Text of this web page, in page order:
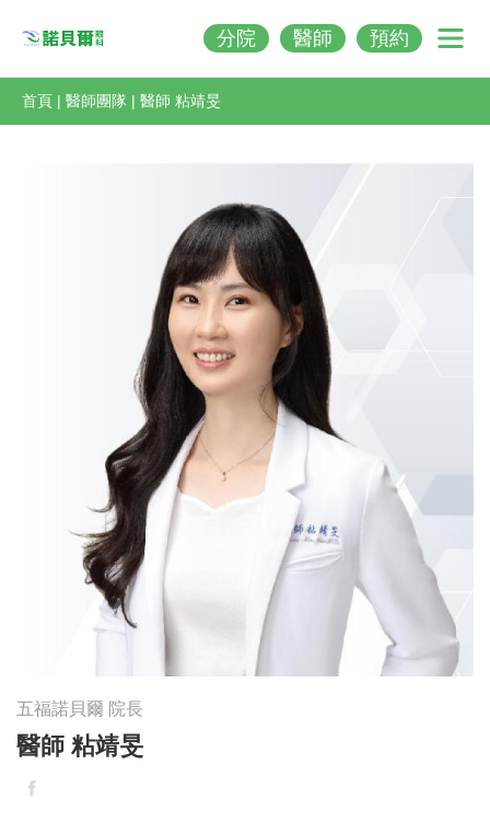
分院 醫師 預約
首頁 | 醫師團隊 | 醫師 粘靖旻
五福諾貝爾 院長
醫師 粘靖旻